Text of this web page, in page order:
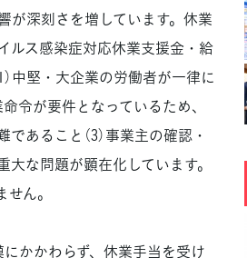
深刻さを増しています。休業
ルス感染症対応休業支援金・給
中堅・大企業の労働者が一律に
令が要件となっているため、
あること（3）事業主の確認・
な問題が顕在化しています。
ん。
かかわらず、休業手当を受け